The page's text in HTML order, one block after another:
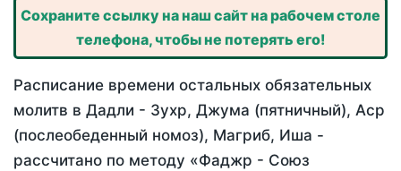
Сохраните ссылку на наш сайт на рабочем столе
телефона, чтобы не потерять его!
Расписание времени остальных обязательных
молитв в Дадли - Зухр, Джума (пятничный), Аср
(послеобеденный номоз), Магриб, Иша -
рассчитано по методу «Фаджр - Союз